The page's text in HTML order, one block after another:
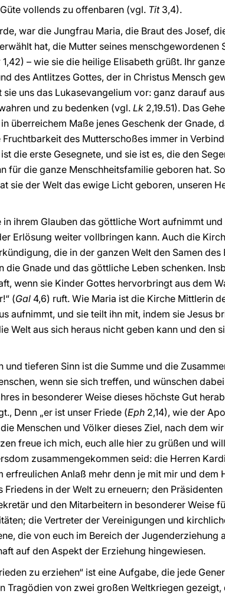
vollends zu offenbaren (vgl. Tit 3,4).
war die Jungfrau Maria, die Braut des Josef,
hat, die Mutter seines menschgewordenen
1,42) – wie sie die heilige Elisabeth grüßt. Ihr
des Antlitzes Gottes, der in Christus Mensch
sie uns das Lukasevangelium vor: ganz darauf
und zu bedenken (vgl. Lk 2,19.51). Das
überreichem Maße jenes Geschenk der Gnade,
des Mutterschoßes immer in
die erste Gesegnete, und sie ist es, die den
für die ganze Menschheitsfamilie geboren hat.
sie der Welt das ewige Licht geboren, unseren
ihrem Glauben das göttliche Wort aufnimmt
Erlösung weiter vollbringen kann. Auch die
die in der ganzen Welt den Samen des
die Gnade und das göttliche Leben schenken.
wenn sie Kinder Gottes hervorbringt aus dem
(Gal 4,6) ruft. Wie Maria ist die Kirche Mittlerin
aufnimmt, und sie teilt ihn mit, indem sie Jesus
Welt aus sich heraus nicht geben kann und den
tieferen Sinn ist die Summe und die
wenn sie sich treffen, und wünschen
in besonderer Weise dieses höchste Gut
Denn „er ist unser Friede (Eph 2,14), wie der
Menschen und Völker dieses Ziel, nach dem
freue ich mich, euch alle hier zu grüßen und
zusammengekommen seid: die Herren
Anlaß mehr denn je mit mir und dem
in der Welt zu erneuern; den
und den Mitarbeitern in besonderer Weise
die Vertreter der Vereinigungen und
die von euch im Bereich der Jugenderziehung
auf den Aspekt der Erziehung hingewiesen.
zu erziehen“ ist eine Aufgabe, die jede
Tragödien von zwei großen Weltkriegen gezeigt,